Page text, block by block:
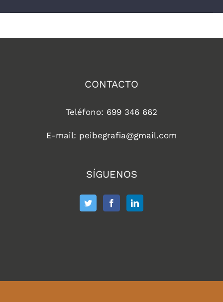
CONTACTO
Teléfono: 699 346 662
E-mail: peibegrafia@gmail.com
SÍGUENOS